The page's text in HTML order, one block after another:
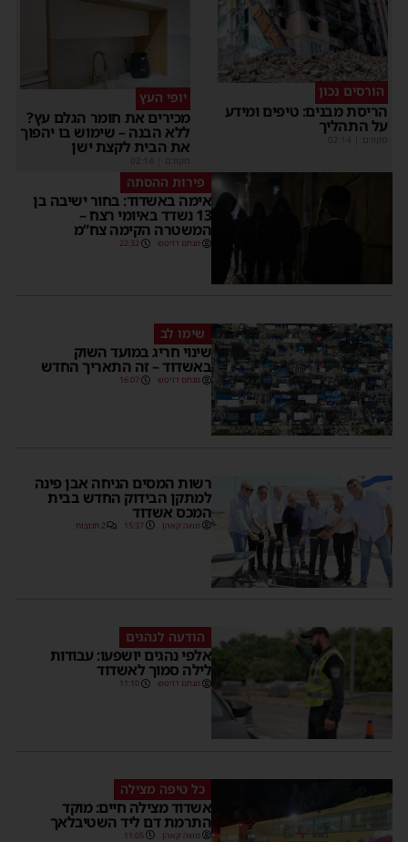
הורסים נכון
הריסת מבנים: טיפים ומידע
על התהליך
מקודם
יופי העץ
מכירים את חומר הגלם עץ?
ללא הבנה – שימוש בו יהפוך
את הבית לקצת ישן
מקודם
פירות ההסתה
אימה באשדוד: בחור ישיבה בן
13 נשדד באיומי רצח –
המשטרה הקימה צח”מ
מנחם דויטש 22:32
שימו לב
שינוי חריג במועד השוק
באשדוד – זה התאריך החדש
מנחם דויטש 16:07
רשות המסים הניחה אבן פינה
למתקן הבידוק החדש בבית
המכס אשדוד
משה קאהן 15:37 2 תגובות
הודעה לנהגים
אלפי נהגים יושפעו: עבודות
לילה סמוך לאשדוד
מנחם דויטש 11:10
כל טיפה מצילה
אשדוד מצילה חיים: מוקד
התרמת דם ליד השטיבלאך
משה קאהן 11:05